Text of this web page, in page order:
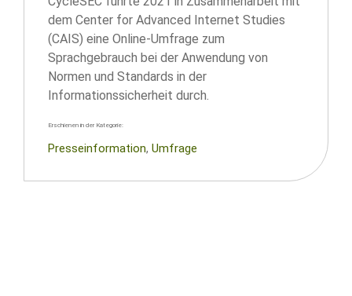
dem Center for Advanced Internet Studies
(CAIS) eine Online-Umfrage zum
Sprachgebrauch bei der Anwendung von
Normen und Standards in der
Informationssicherheit durch.
Erschienen in der Kategorie:
Presseinformation, Umfrage